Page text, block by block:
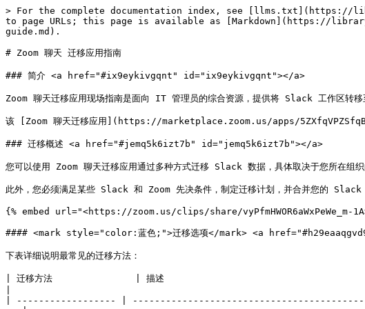
> For the complete documentation index, see [llms.txt](https://library.zoom.com/llms.txt). Markdown versions of documentation pages are available by appending `.md` to page URLs; this page is available as [Markdown](https://library.zoom.com/technical-library/zh/zoom-workplace/zoom-chat/zoom-team-chat-migration-app-field-guide.md).

# Zoom 聊天 迁移应用指南

### 简介 <a href="#ix9eykivgqnt" id="ix9eykivgqnt"></a>

Zoom 聊天迁移应用现场指南是面向 IT 管理员的综合资源，提供将 Slack 工作区转移至 Zoom 聊天的分步说明。其涵盖迁移公开频道、私密频道和私信的关键流程，同时保持数据完整性和用户通信历史记录。

该 [Zoom 聊天迁移应用](https://marketplace.zoom.us/apps/5ZXfqVPZSfqBYeCR9VLsBg) 采用双引擎架构，将 Slack 工作区数据转移到 Zoom 聊天环境。系统管理员可访问多种迁移路径。

### 迁移概述 <a href="#jemq5k6izt7b" id="jemq5k6izt7b"></a>

您可以使用 Zoom 聊天迁移应用通过多种方式迁移 Slack 数据，具体取决于您所在组织的规模、Slack 套餐和安全要求。

此外，您必须满足某些 Slack 和 Zoom 先决条件，制定迁移计划，并合并您的 Slack 工作区。本节概述这些先决条件和注意事项。

{% embed url="<https://zoom.us/clips/share/vyPfmHWOR6aWxPeWe_m-1A>" %}

#### <mark style="color:蓝色;">迁移选项</mark> <a href="#h29eaaqgvd9c" id="h29eaaqgvd9c"></a>

下表详细说明最常见的迁移方法：

| 迁移方法               | 描述                                          | 最适合                           | 要求                                   | 优势                           |
| ------------------ | ------------------------------------------- | ----------------------------- | ------------------------------------ | ---------------------------- |
| **API 迁移（基于应用）**   | 使用迁移应用直接连接到 Slack API 并传输数据。支持公开频道、私密频道和私信。 | 较小的组织，或可行获取用户授权的情况            | 对于私密聊天和私信，用户必须授权访问其数据                | 直接从 Slack 完全自动化、无缝地传输数据      |
| **导入工具迁移（基于文件）**   | 使用 Slack 导出文件通过 Zoom 的导入工具迁移数据              | 采用 Slack Plus 或企业版 Grid 套餐的组织 | 管理员必须从 Slack 管理员仪表板导出 Slack 数据       | 无需用户授权；非常适合批量迁移，尤其是私密聊天      |
| **混合方法（API + 导入）** | 结合 API 和导入方法：通过 API 迁移公开频道；通过导入工具迁移私密频道和私信  | 希望避免用户授权复杂性的中大型组织             | 同时具备 Slack 导出和基于应用的 API 迁移设置的管理员访问权限 | 避免私密聊天的用户授权阻碍，同时保持公开频道迁移的自动化 |

**系统限制**

迁移过程受特定限制：

* **单个作业最大容量**：12 个月的历史数据
* **总迁移窗口**：60 个月（5 年）
* **作业并发性**：一次只能运行一个作业

这种技术架构可在保持安全协议和数据完整性的同时，系统化地迁移企业版通信数据。

#### <mark style="color:蓝色;">Slack 到 Zoom 的数据映射</mark> <a href="#z9gs91q4zgvi" id="z9gs91q4zgvi"></a>

以下映射详细信息表可帮助您在迁移前了解 Slack 与 Zoom 聊天之间的关联：

| Slack 功能/特性    | Zoom 聊天对应项 | 备注                            |
| -------------- | ---------- | ----------------------------- |
| 公开频道           | 公开频道       | 自动迁移                          |
| 私密频道           | 私密频道       | 需要用户批准                        |
| 私信（DM）         | 一对一聊天      | 需要用户批准                        |
| 群组私信           | 群组聊天       | 需要用户批准                        |
| 线程             | 内嵌回复       | 不像 Slack 那样完全采用线程式结构，但会保留回复顺序 |
| @ 提及           | @ 提及       | 行为相同                          |
| 反应             | 表情反应       | 行为相同                          |
| 文件             | 共享文件       | 需要启用云存储                       |
| 已置顶/已固定消息      | 加星标消息      | 已置顶/已固定消息会变为加星标               |
| Slack 机器人/应用消息 | 仅文本（无卡片）   | 富应用卡片将不会迁移                    |

#### <mark style="color:蓝色;">账户和权限先决条件</mark> <a href="#pppv0j3jhmh6" id="pppv0j3jhmh6"></a>

在继续之前，您必须检查您的 Slack 和 Zoom 账户级别以及管理员权限。

* 一个 **专业版、商业版、企业版或教育** 需要 Zoom 账户。
* Slack 和 Zoom **管理员权限** 需要用于授权迁移。

{% hint style="info" %}
安装 Zoom Marketplace 应用的管理员必须在网页门户中访问角色管理。他们必须确保自己被分配了正确的聊天管理权限—— **编辑** 必须为以下项选中复选框： **聊天频道** 和 **聊天消息** 角色。否则，由于权限不足，他们将无法授权 Zoom Slack Migration 应用。
{% endhint %}

* 必须为以下项启用云存储： **消息/文件保留**.

**Slack API：范围、权限和速率限制**

Slack API 用于获取您的 Slack 用户、频道和消息数据。这些数据类型有速率限制，对于 Slack 工作区，每分钟只允许一定数量的请求。在规划迁移时间表时，这一点非常重要。

**Slack 迁移任务性能基准**

以下表格提供了 Slack 迁移的估算值。

{% tabs %}
{% tab title="按迁移实施方法进行的性能比较分析" %}

| 迁移方法     | 数据范围 | 每个频道的处理时间 | 预计迁移时间\*        |
| -------- | ---- | --------- | --------------- |
| 导入迁移     | 约2周  | 5-10秒     | 每个频道45秒 - 1分15秒 |
| 基于API的迁移 | 约2周  | 20-30秒    | 每个频道3-5分钟       |

<sub>*\*基于拥有一年历史数据的中型 Slack 工作区*</sub>
{% endtab %}
{% endtabs %}

迁移作业会遇到两个根本性的瓶颈，它们会直接影响实施时间表和资源规划。文件传输处理限制会影响导入和基于 API 的迁移方法，造成性能约束，因此在部署规划期间需要合理分配带宽并采用传输优化策略。基于 API 的迁移作业还会因 Slack 的原生 API 限流机制而面临额外的性能限制。这些约束不会影响导入迁移，但会显著影响基于 API 的实现，因此需要延长处理窗口并仔细进行作业安排，以优化吞吐量，同时保持合规性并遵守平台限制。

虽然您的 Slack 工作区可能包含数百或数千个频道，但频道活动分布遵循可预测的模式，这会直接影响迁移性能和资源分配需求。高活动频道具有大量消息历史、文件附件和用户交互，因此需要上述基准处理时间的完整时长。不过，大多数工作区频道通常活动很少——仅包含简短对话、公告或已归档的讨论——其迁移速度明显快于基准估计。

**所需管理员权限和作用域**

Zoom App Marketplace 需要以下管理员